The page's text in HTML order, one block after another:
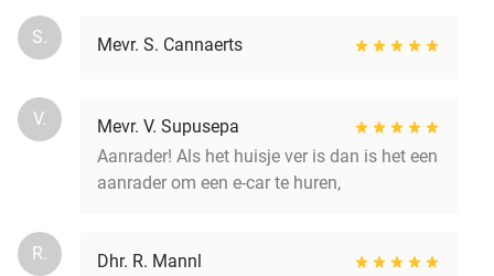
S. Mevr. S. Cannaerts
V.
Mevr. V. Supusepa
Aanrader! Als het huisje ver is dan is het een
aanrader om een e-car te huren,
R.
Dhr. R. Mannl